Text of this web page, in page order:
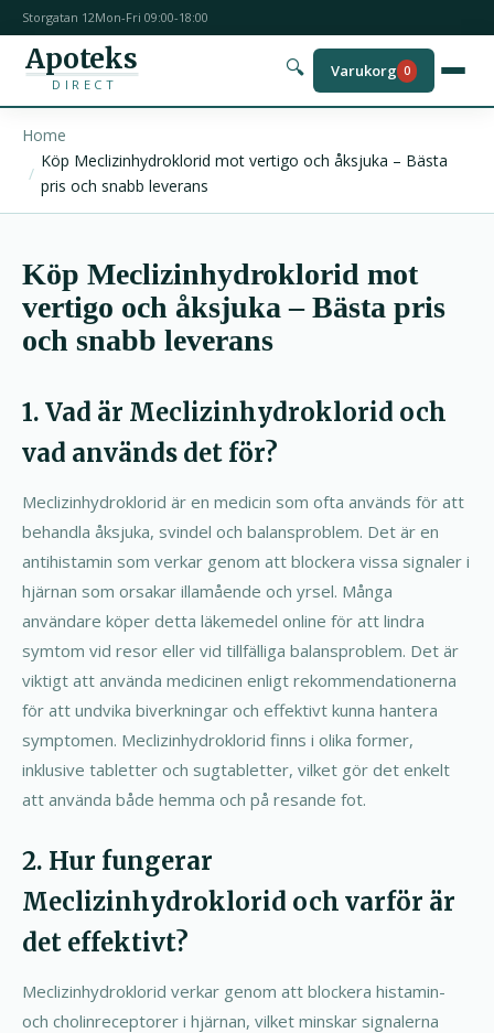
Storgatan 12Mon-Fri 09:00-18:00
Apoteks
DIRECT
🔍 Varukorg 0
Home
Köp Meclizinhydroklorid mot vertigo och åksjuka – Bästa
pris och snabb leverans
Köp Meclizinhydroklorid mot
vertigo och åksjuka – Bästa pris
och snabb leverans
1. Vad är Meclizinhydroklorid och
vad används det för?
Meclizinhydroklorid är en medicin som ofta används för att
behandla åksjuka, svindel och balansproblem. Det är en
antihistamin som verkar genom att blockera vissa signaler i
hjärnan som orsakar illamående och yrsel. Många
användare köper detta läkemedel online för att lindra
symtom vid resor eller vid tillfälliga balansproblem. Det är
viktigt att använda medicinen enligt rekommendationerna
för att undvika biverkningar och effektivt kunna hantera
symptomen. Meclizinhydroklorid finns i olika former,
inklusive tabletter och sugtabletter, vilket gör det enkelt
att använda både hemma och på resande fot.
2. Hur fungerar
Meclizinhydroklorid och varför är
det effektivt?
Meclizinhydroklorid verkar genom att blockera histamin-
och cholinreceptorer i hjärnan, vilket minskar signalerna